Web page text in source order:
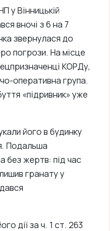
у Вінницькій
вночі з 6 на 7
звернулася до
погрози. На місце
КОРДу,
оперативна група.
«підривник» уже
його в будинку
Подальша
без жертв: під час
гранату у
дії за ч. 1 ст. 263